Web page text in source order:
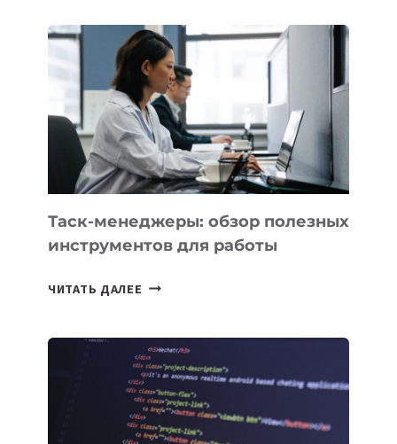
БИЗНЕСА:
КАКИЕ
3
ЗАДАЧИ
ЕМУ
МОЖНО
ПОРУЧИТЬ
УЖЕ
СЕГОДНЯ
Таск-менеджеры: обзор полезных
инструментов для работы
ЧИТАТЬ ДАЛЕЕ ТАСК-
ПОЛЕЗНЫХ
ИНСТРУМЕНТОВ
ДЛЯ
РАБОТЫ